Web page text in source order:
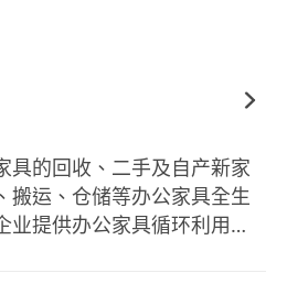
「優才／專才計劃
養人簽證」或其他有效工作
享按單計算之銷售佣金；季
具的回收、二手及自产新家
搬运、仓储等办公家具全生
业提供办公家具循环利用的